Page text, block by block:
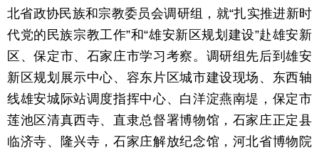
北省政协民族和宗教委员会调研组，就“扎实推进新时
代党的民族宗教工作”和“雄安新区规划建设”赴雄安新
区、保定市、石家庄市学习考察。调研组先后到雄安
新区规划展示中心、容东片区城市建设现场、东西轴
线雄安城际站调度指挥中心、白洋淀燕南堤，保定市
莲池区清真西寺、直隶总督署博物馆，石家庄正定县
临济寺、隆兴寺，石家庄解放纪念馆，河北省博物院